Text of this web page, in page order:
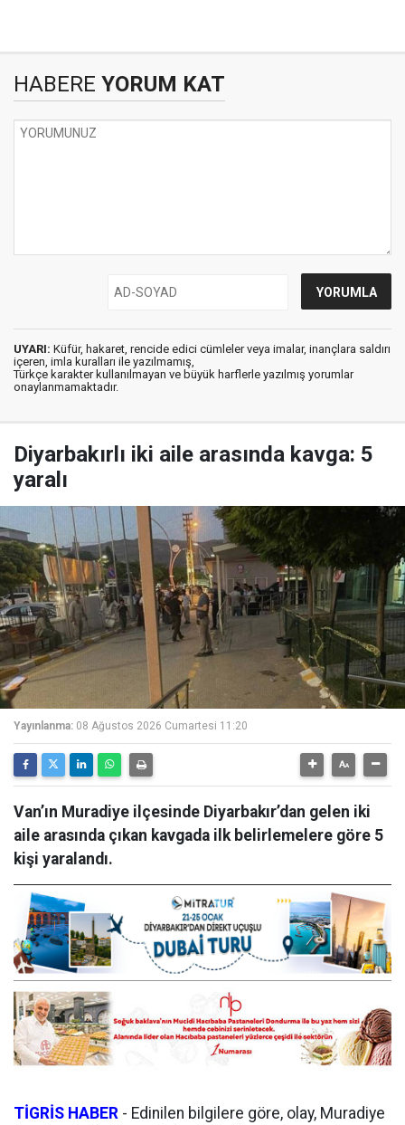
HABERE YORUM KAT
UYARI: Küfür, hakaret, rencide edici cümleler veya imalar, inançlara saldırı
içeren, imla kuralları ile yazılmamış,
Türkçe karakter kullanılmayan ve büyük harflerle yazılmış yorumlar
onaylanmamaktadır.
Diyarbakırlı iki aile arasında kavga: 5
yaralı
Yayınlanma: 08 Ağustos 2026 Cumartesi 11:20
Van’ın Muradiye ilçesinde Diyarbakır’dan gelen iki
aile arasında çıkan kavgada ilk belirlemelere göre 5
kişi yaralandı.
TİGRİS HABER - Edinilen bilgilere göre, olay, Muradiye